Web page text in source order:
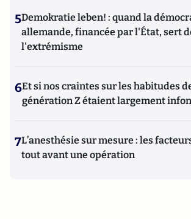
5Demokratie leben! : quand la
allemande, financée par l'État, sert
l'extrémisme
6Et si nos craintes sur les habitudes
génération Z étaient largement
7L’anesthésie sur mesure : les
tout avant une opération